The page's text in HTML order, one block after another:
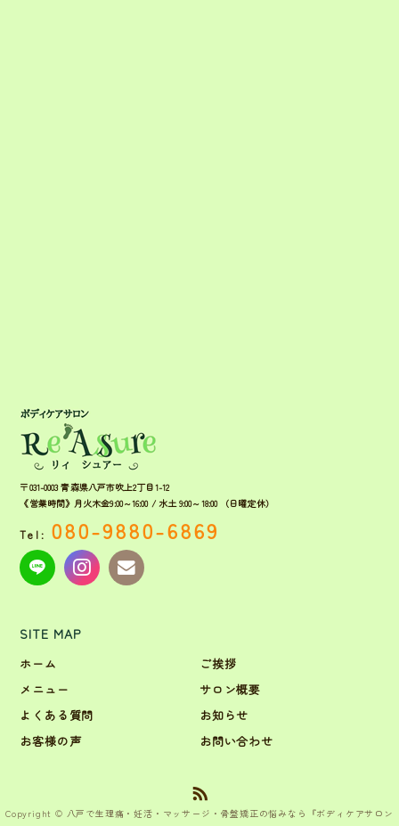
〒031-0003 青森県八戸市吹上2丁目1-12
《営業時間》月火木金9:00～16:00 / 水土 9:00～18:00 （日曜定休）
Tel: 080-9880-6869
SITE MAP
ホーム
メニュー
よくある質問
お客様の声
ご挨拶
サロン概要
お知らせ
お問い合わせ
Copyright © 八戸で生理痛・妊活・マッサージ・骨盤矯正の悩みなら『ボディケアサロン